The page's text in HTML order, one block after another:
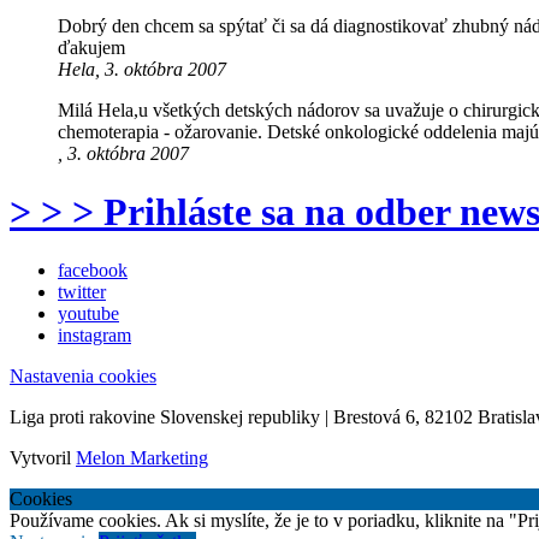
Dobrý den chcem sa spýtať či sa dá diagnostikovať zhubný
ďakujem
Hela, 3. októbra 2007
Milá Hela,u všetkých detských nádorov sa uvažuje o
chemoterapia - ožarovanie. Detské onkologické oddelenia
, 3. októbra 2007
> > > Prihláste sa na odber
facebook
twitter
youtube
instagram
Nastavenia cookies
Liga proti rakovine Slovenskej republiky | Brestová 6, 82102
Vytvoril Melon Marketing
Cookies
Používame cookies. Ak si myslíte, že je to v poriadku, kliknite na